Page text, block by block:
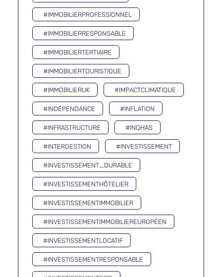
#IMMOBILIERPROFESSIONNEL
#IMMOBILIERRESPONSABLE
#IMMOBILIERTERTIAIRE
#IMMOBILIERTOURISTIQUE
#IMMOBILIERUK #IMPACTCLIMATIQUE
#INDÉPENDANCE #INFLATION
#INFRASTRUCTURE #INQHAS
#INTERGESTION #INVESTISSEMENT
#INVESTISSEMENT_DURABLE
#INVESTISSEMENTHÔTELIER
#INVESTISSEMENTIMMOBILIER
#INVESTISSEMENTIMMOBILIEREUROPÉEN
#INVESTISSEMENTLOCATIF
#INVESTISSEMENTRESPONSABLE